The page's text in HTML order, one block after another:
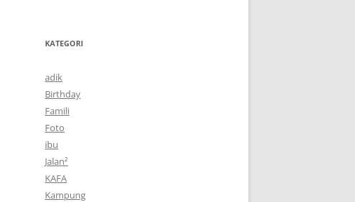
KATEGORI
adik
Birthday
Famili
Foto
ibu
Jalan²
KAFA
Kampung